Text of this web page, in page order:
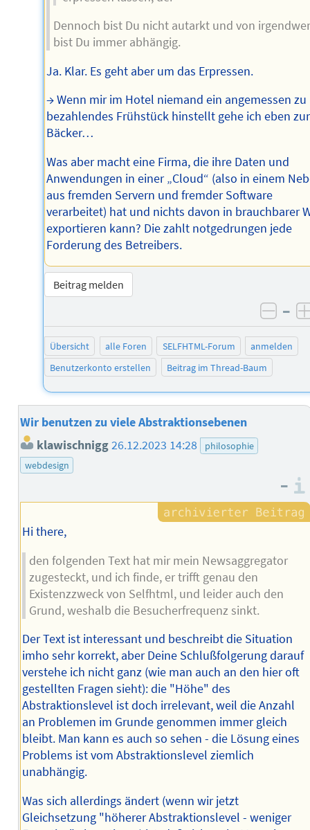
Dennoch bist Du nicht autarkt und von
bist Du immer abhängig.
Ja. Klar. Es geht aber um das Erpressen.
→ Wenn mir im Hotel niemand ein angemessen zu
bezahlendes Frühstück hinstellt gehe ich eben
Bäcker…
Was aber macht eine Firma, die ihre Daten und
Anwendungen in einer „Cloud“ (also in einem
aus fremden Servern und fremder Software
verarbeitet) hat und nichts davon in brauchbarer
exportieren kann? Die zahlt notgedrungen jede
Forderung des Betreibers.
Beitrag melden
–
Übersicht alle Foren SELFHTML-Forum
anmelden
Benutzerkonto erstellen
Beitrag im Thread-Baum
Wir benutzen zu viele Abstraktionsebenen
klawischnigg26.12.2023 14:28
philosophie
webdesign
–
Hi there,
den folgenden Text hat mir mein Newsaggregator
zugesteckt, und ich finde, er trifft genau den
Existenzzweck von Selfhtml, und leider auch den
Grund, weshalb die Besucherfrequenz sinkt.
Der Text ist interessant und beschreibt die Situation
imho sehr korrekt, aber Deine Schlußfolgerung darauf
verstehe ich nicht ganz (wie man auch an den hier oft
gestellten Fragen sieht): die "Höhe" des
Abstraktionslevel ist doch irrelevant, weil die Anzahl
an Problemen im Grunde genommen immer gleich
bleibt. Man kann es auch so sehen - die Lösung eines
Problems ist vom Abstraktionslevel ziemlich
unabhängig.
Was sich allerdings ändert (wenn wir jetzt
Gleichsetzung "höherer Abstraktionslevel - weniger